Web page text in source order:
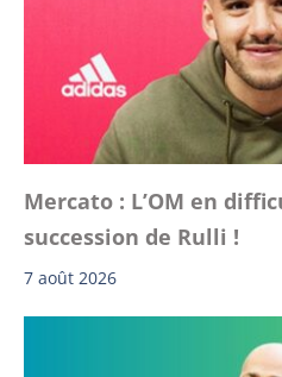
Mercato : L’OM en
succession de Rulli !
7 août 2026